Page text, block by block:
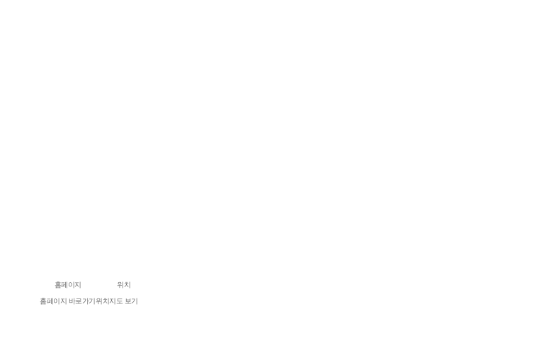
홈페이지
위치
홈페이지 바로가기위치지도 보기